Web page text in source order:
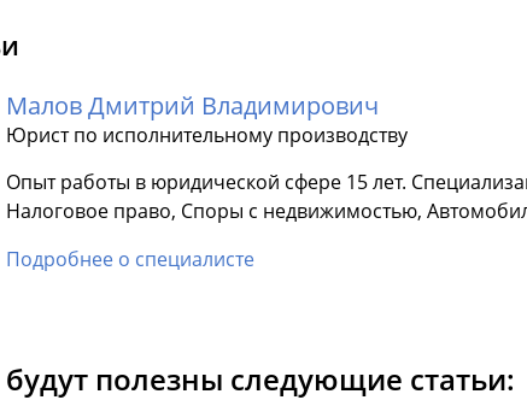
Малов Дмитрий Владимирович
Юрист по исполнительному производству
Опыт работы в юридической сфере 15 лет.
Налоговое право, Споры с недвижимостью,
Подробнее о специалисте
полезны следующие статьи: